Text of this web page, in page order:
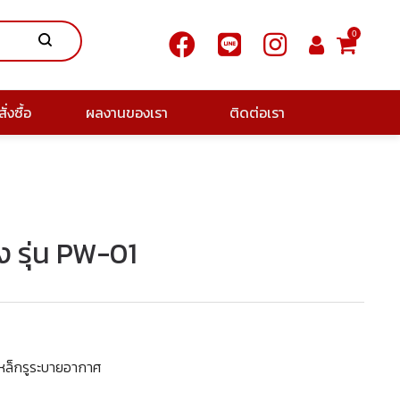
0
งซื้อ ผลงานของเรา ติดต่อเรา
รุ่น PW-01
ล็กรูระบายอากาศ